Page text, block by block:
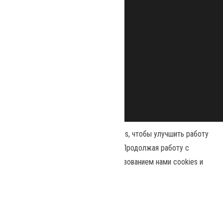
Наш сайт использует файлы cookies, чтобы улучшить работу
и повысить эффективность сайта. Продолжая работу с
сайтом, вы соглашаетесь с использованием нами cookies и